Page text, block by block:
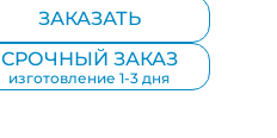
ЗАКАЗАТЬ
СРОЧНЫЙ ЗАКАЗ
изготовление 1-3 дня